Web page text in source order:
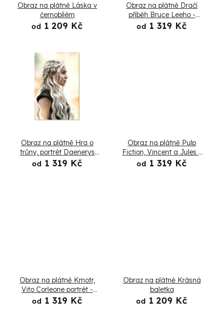
Obraz na plátně Láska v
černobílém
od 1 209 Kč
Obraz na plátně Dračí
příběh Bruce Leeho -
Nikita Abakumov
od 1 319 Kč
Obraz na plátně Hra o
trůny, portrét Daenerys
Targaryen - Dmitry Belov
od 1 319 Kč
Obraz na plátně Pulp
Fiction, Vincent a Jules -
Dmitry Belov
od 1 319 Kč
Obraz na plátně Kmotr,
Vito Corleone portrét -
Nikita Abakumov
od 1 319 Kč
Obraz na plátně Krásná
baletka
od 1 209 Kč